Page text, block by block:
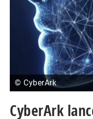
© CyberArk
CyberArk